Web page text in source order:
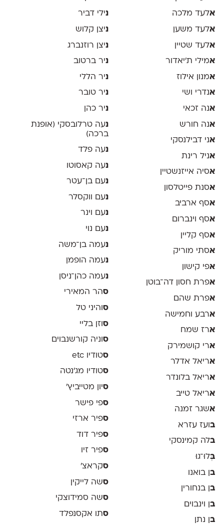
אלעד מלכה
אלעד משען
אלעד שטיין
אמילי ת׳יאדור
אמנון אילוז
אנדרי ושי
אנה זכאי
אנה חורש
אני דבילנסקי
אניל רינת
אסיה אייזנשטיין
אסנת פייטלסון
אסף ארביב
אסף וינברום
אסף קליין
אסתי מוריק
אפי קישון
אפרת חסון דה־בוטן
אפרת שהם
ארבע וחמישה
ארז שמח
ארי קושמירק
אריאל אדלר
אריאל בלונדר
אריאל טייב
אשגר זמנה
בועז עזרא
בלה קמינסקי
בְּלוּ־גוּ
בן בואנו
בן בנחורין
בן וינבוים
בן נתן
נילי דביר
ניצן קלוש
ניצן רוזנברג
ניר ברטוב
ניר הללי
ניר טובר
ניר כהן
נעה טרלובסקי (אופנת
ברכה)
נעה פלד
נעה קאסוטו
נעם בן־עטר
נעם ווקסלר
נעם וינר
נעם נוי
נעמה בן־משה
נעמה הופמן
נעמה כהן־ניסן
סהר המאירי
ס והיני טל
ס וזן בליי
סוניה קורשנבוים
סטודיו etc
סטודיו מג'נטה
סיון מטייביץ׳
ספי פישר
ספיר ארזי
ספיר דוד
ספיר זיו
סקראצ׳
סשה לייקין
סשה סמידוצקי
סתו אקסנפלד